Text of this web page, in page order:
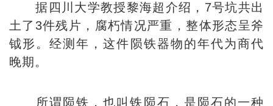
据四川大学教授黎海超介绍，7号坑共出
土了3件残片，腐朽情况严重，整体形态呈斧
钺形。经测年，这件陨铁器物的年代为商代
晚期。
所谓陨铁，也叫铁陨石，是陨石的一种